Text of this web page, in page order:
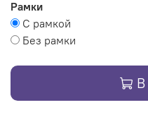
Рамки
С рамкой
Без рамки